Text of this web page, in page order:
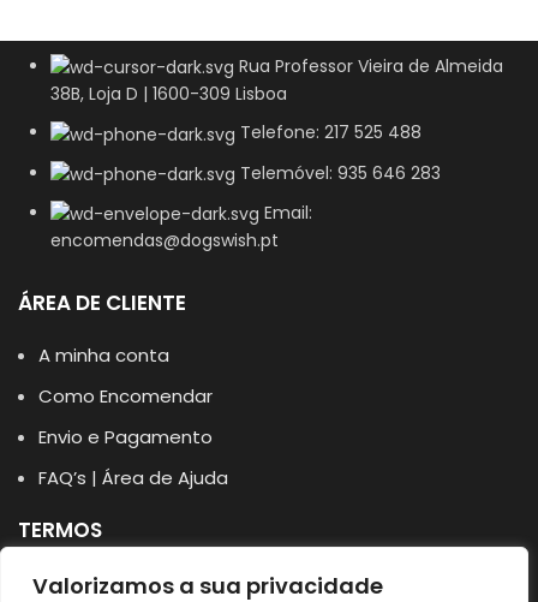
Valorizamos a sua privacidade
Rua Professor Vieira de Almeida
38B, Loja D | 1600-309 Lisboa
Telefone: 217 525 488
Telemóvel: 935 646 283
Email:
encomendas@dogswish.pt
ÁREA DE CLIENTE
A minha conta
Como Encomendar
Envio e Pagamento
FAQ’s | Área de Ajuda
TERMOS
Política de Privacidade